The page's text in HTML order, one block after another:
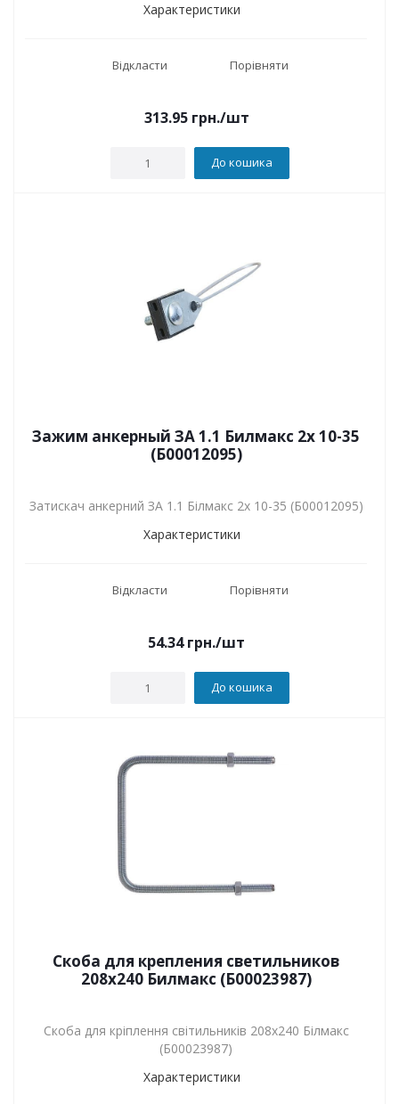
Характеристики
Відкласти Порівняти
313.95грн./шт
До кошика
Зажим анкерный ЗА 1.1 Билмакс 2х 10-35
(Б00012095)
Затискач анкерний ЗА 1.1 Білмакс 2х 10-35 (Б00012095)
Характеристики
Відкласти Порівняти
54.34грн./шт
До кошика
Скоба для крепления светильников
208х240 Билмакс (Б00023987)
Скоба для кріплення світильників 208х240 Білмакс
(Б00023987)
Характеристики